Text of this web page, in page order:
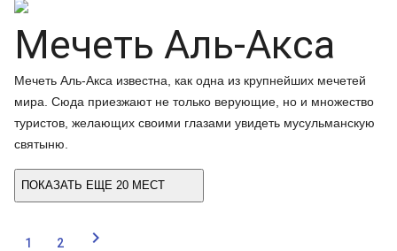
Мечеть Аль-Акса
Мечеть Аль-Акса известна, как одна из крупнейших мечетей
мира. Сюда приезжают не только верующие, но и множество
туристов, желающих своими глазами увидеть мусульманскую
святыню.
ПОКАЗАТЬ ЕЩЕ 20 МЕСТ
1 2 